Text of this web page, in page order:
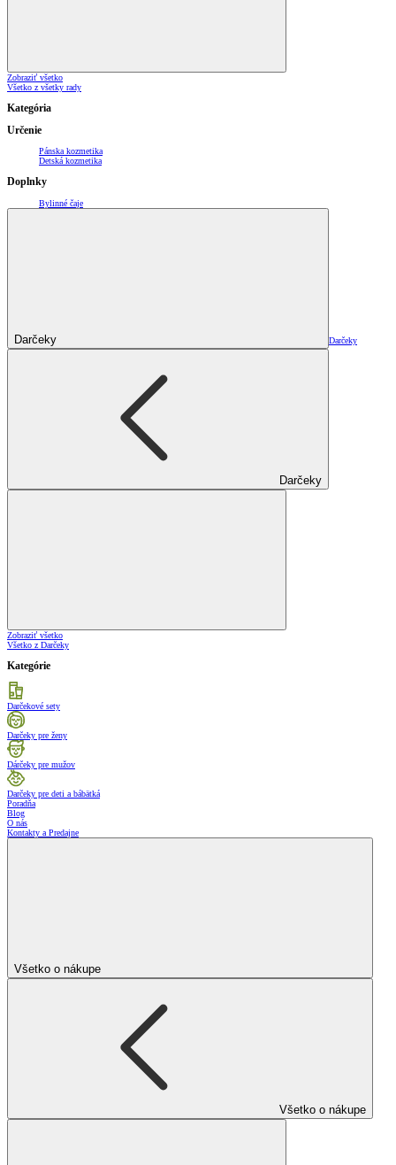
Zobraziť všetko
Všetko z všetky rady
Kategória
Určenie
Pánska kozmetika
Detská kozmetika
Doplnky
Bylinné čaje
Darčeky Darčeky
Darčeky
Zobraziť všetko
Všetko z Darčeky
Kategórie
Darčekové sety
Darčeky pre ženy
Dárčeky pre mužov
Darčeky pre deti a bábätká
Poradňa
Blog
O nás
Kontakty a Predajne
Všetko o nákupe
Všetko o nákupe